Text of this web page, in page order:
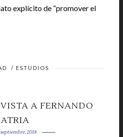
explícito de “promover el
/ ESTUDIOS
A FERNANDO
ATRIA
2018